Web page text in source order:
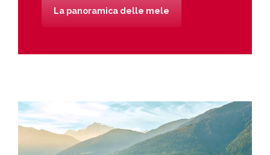
La panoramica delle mele